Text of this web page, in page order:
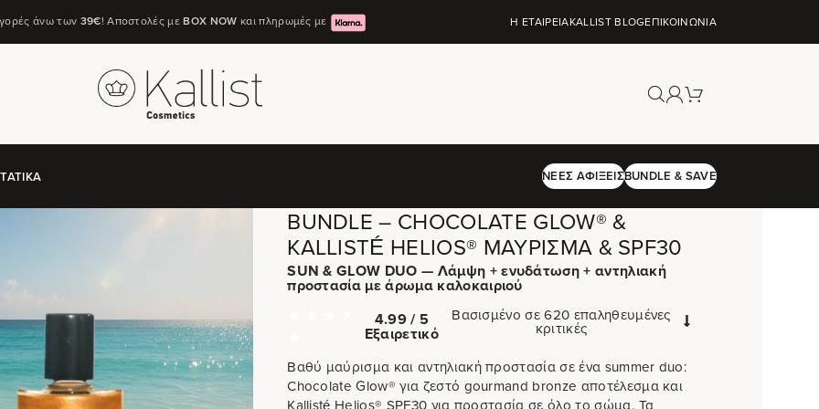
άνω των 39€! Αποστολές μεΒΟΧ ΝΟW και πληρωμές με Η ΕΤΑΙΡΕΊΑKALLIST BLOGΕΠΙΚΟΙΝΩΝΊΑ
ΝΈΕΣ ΑΦΊΞΕΙΣBUNDLE & SAVE
BUNDLE – CHOCOLATE GLOW® &
KALLISTÉ HELIOS® ΜΑΎΡΙΣΜΑ & SPF30
SUN & GLOW DUO — Λάμψη + ενυδάτωση + αντηλιακή
προστασία με άρωμα καλοκαιριού
4.99 / 5
Εξαιρετικό
Βασισμένο σε 620 επαληθευμένες
κριτικές
Βαθύ μαύρισμα και αντηλιακή προστασία σε ένα summer duo:
Chocolate Glow® για ζεστό gourmand bronze αποτέλεσμα και
Kallisté Helios® SPF30 για προστασία σε όλο το σώμα. Τα